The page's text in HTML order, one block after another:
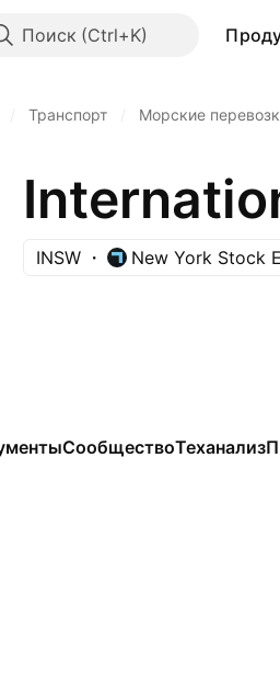
Поиск
Транспорт Морские
INSW New York Stock
СообществоТеханализ